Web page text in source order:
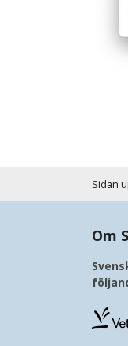
Sidan
Om